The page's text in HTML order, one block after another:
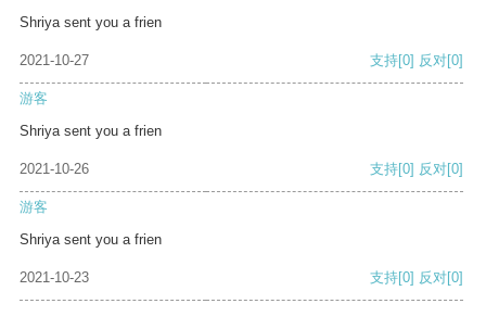
Shriya sent you a frien
2021-10-27 支持[0] 反对[0]
游客
Shriya sent you a frien
2021-10-26 支持[0] 反对[0]
游客
Shriya sent you a frien
2021-10-23 支持[0] 反对[0]